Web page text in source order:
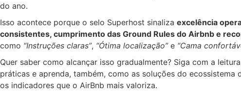
do ano.
Isso acontece porque o selo Superhost sinaliza excelência
consistentes, cumprimento das Ground Rules do Airbnb e
como “Instruções claras”, “Ótima localização”e “Cama
Quer saber como alcançar isso gradualmente? Siga com a
práticas e aprenda, também, como as soluções do ecossistema
os indicadores que o AirBnb mais valoriza.